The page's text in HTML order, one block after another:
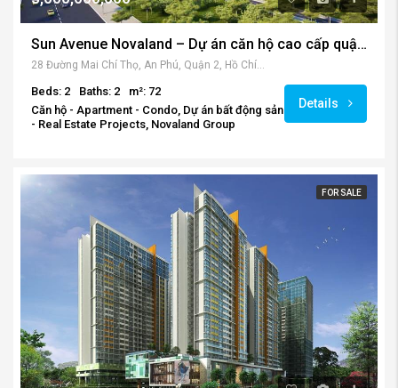
Sun Avenue Novaland – Dự án căn hộ cao cấp quận 2
28 Đường Mai Chí Thọ, An Phú, Quận 2, Hồ Chí Minh, Vietnam
Beds: 2 Baths: 2
m²: 72
Căn hộ - Apartment - Condo, Dự án bất động sản
- Real Estate Projects, Novaland Group
Details
FOR SALE